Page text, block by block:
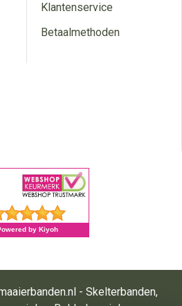
Klantenservice
Betaalmethoden
- Skelterbanden,